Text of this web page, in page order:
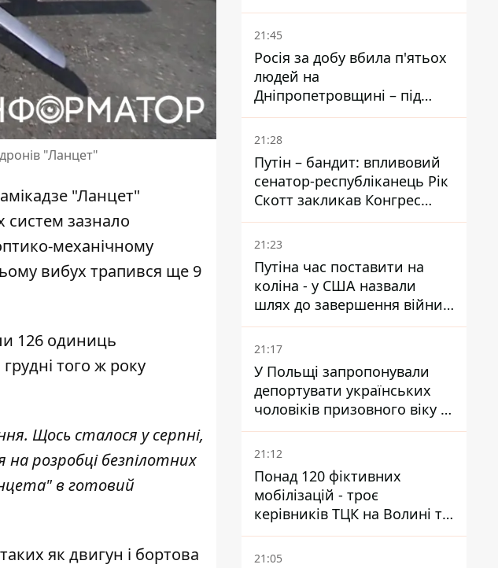
"Ланцет"
"Ланцет"
зазнало
механічному
вибух трапився ще 9
126 одиниць
грудні того ж року
Щось сталося у серпні,
на розробці безпілотних
в готовий
як двигун і бортова
біль – він очолив народне
голосування
21:45
Росія за добу вбила п'ятьох
людей на
Дніпропетровщині – під
ударами опинилися п'ять
районів області
21:28
Путін – бандит: впливовий
сенатор-республіканець Рік
Скотт закликав Конгрес
притягнути РФ до
відповідальності за війну в
Україні
21:23
Путіна час поставити на
коліна - у США назвали
шлях до завершення війни -
National Security Journal
21:17
У Польщі запропонували
депортувати українських
чоловіків призовного віку -
кого це може торкнутися
21:12
Понад 120 фіктивних
мобілізацій - троє
керівників ТЦК на Волині та
Буковині отримали підозри
за фейкові звіти
21:05